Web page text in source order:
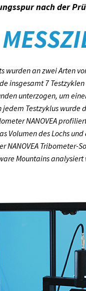
nach der
wurden an zwei Arten
insgesamt 7
unterzogen, um
Testzyklus wurde
NANOVEA
Volumen des Lochs
NANOVEA Tribometer-
Mountains analysiert